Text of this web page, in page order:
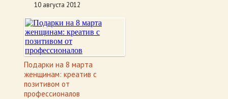
10 августа 2012
Подарки на 8 марта
женщинам: креатив с
позитивом от
профессионалов